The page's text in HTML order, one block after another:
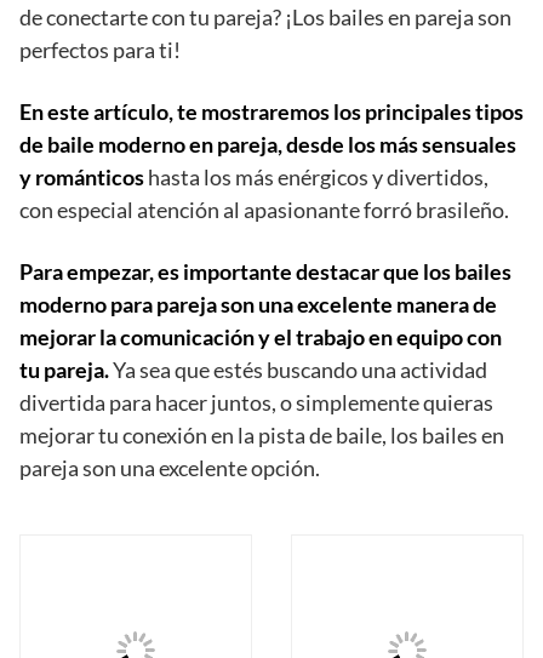
de conectarte con tu pareja? ¡Los bailes en pareja son
perfectos para ti!
En este artículo, te mostraremos los principales tipos
de baile moderno en pareja, desde los más sensuales
y románticoshasta los más enérgicos y divertidos,
con especial atención al apasionante forró brasileño.
Para empezar, es importante destacar que los bailes
moderno para pareja son una excelente manera de
mejorar la comunicación y el trabajo en equipo con
tu pareja.Ya sea que estés buscando una actividad
divertida para hacer juntos, o simplemente quieras
mejorar tu conexión en la pista de baile, los bailes en
pareja son una excelente opción.